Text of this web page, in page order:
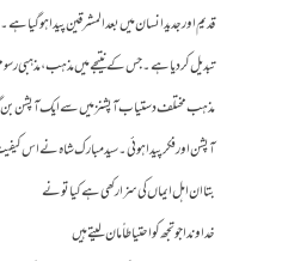
قدیم اور جدید انسان میں بعد المشرقین پیدا ہو
تبدیل کر دیا ہے۔ جس کے نتیجے میں مذہب ، مذہبی
مذہب مختلف دستیاب آپشنز میں سے ایک آپشن بن
آپشن اور فکر پیدا ہوئی۔ سید مبارک شاہ نے اس
بتا ان اہل ایماں کی سزا رکھی ہے کیا تو نے
خداوندا جو تجھ کو احتیاطا ً مان لیتے ہیں